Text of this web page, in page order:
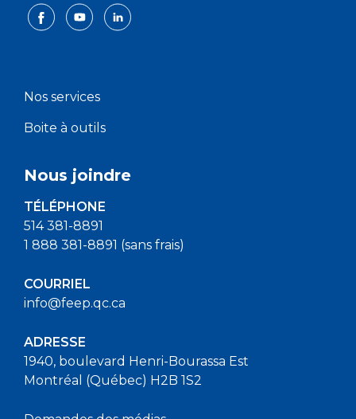
Nos services
Boite à outils
Nous joindre
TÉLÉPHONE
514 381-8891
1 888 381-8891 (sans frais)
COURRIEL
info@feep.qc.ca
ADRESSE
1940, boulevard Henri-Bourassa Est
Montréal (Québec) H2B 1S2